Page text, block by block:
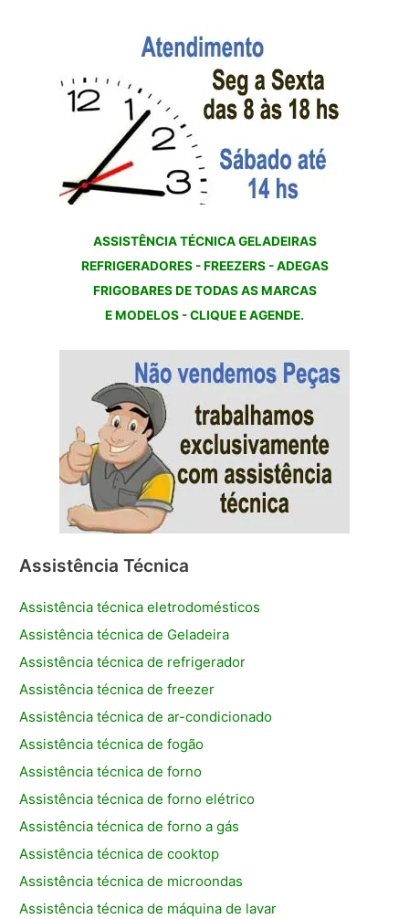
ASSISTÊNCIA TÉCNICA GELADEIRAS
REFRIGERADORES - FREEZERS - ADEGAS
FRIGOBARES DE TODAS AS MARCAS
E MODELOS - CLIQUE E AGENDE.
Assistência Técnica
Assistência técnica eletrodomésticos
Assistência técnica de Geladeira
Assistência técnica de refrigerador
Assistência técnica de freezer
Assistência técnica de ar-condicionado
Assistência técnica de fogão
Assistência técnica de forno
Assistência técnica de forno elétrico
Assistência técnica de forno a gás
Assistência técnica de cooktop
Assistência técnica de microondas
Assistência técnica de máquina de lavar